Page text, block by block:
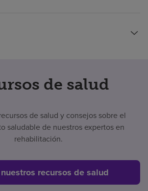
de salud
de salud y consejos sobre el
saludable de nuestros expertos en
rehabilitación.
recursos de salud